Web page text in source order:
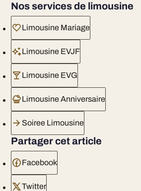
Nos services de limousine
Limousine Mariage
Limousine EVJF
Limousine EVG
Limousine Anniversaire
Soiree Limousine
Partager cet article
Facebook
Twitter